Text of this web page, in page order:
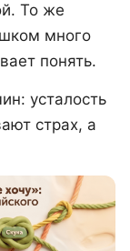
То же
много
понять.
усталость
страх, а